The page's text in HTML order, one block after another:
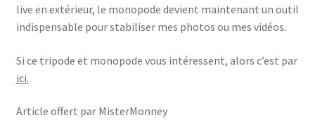
live en extérieur, le monopode devient maintenant un outil
indispensable pour stabiliser mes photos ou mes vidéos.
Si ce tripode et monopode vous intéressent, alors c’est par
ici.
Article offert par MisterMonney